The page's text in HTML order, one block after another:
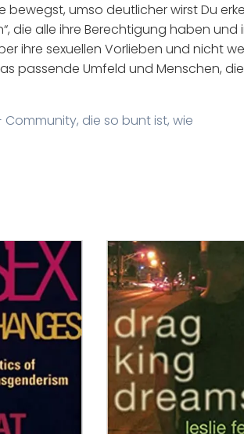
bewegst, umso deutlicher wirst Du
die alle ihre Berechtigung haben und
ihre sexuellen Vorlieben und nicht
passende Umfeld und Menschen,
Community, die so bunt ist, wie